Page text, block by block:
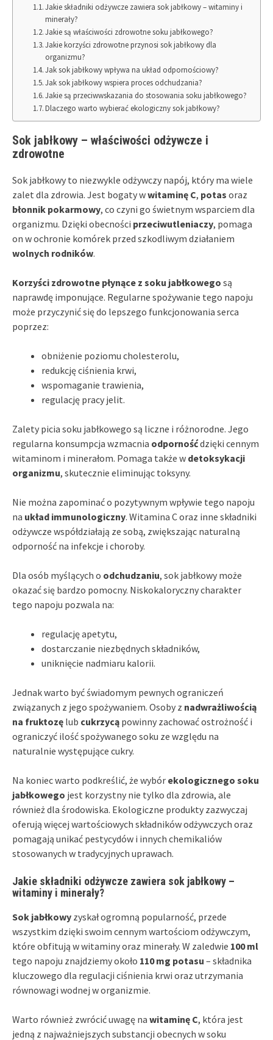
Jakie składniki odżywcze zawiera sok jabłkowy – witaminy i
minerały?
Jakie są właściwości zdrowotne soku jabłkowego?
Jakie korzyści zdrowotne przynosi sok jabłkowy dla
organizmu?
Jak sok jabłkowy wpływa na układ odpornościowy?
Jak sok jabłkowy wspiera proces odchudzania?
Jakie są przeciwwskazania do stosowania soku jabłkowego?
Dlaczego warto wybierać ekologiczny sok jabłkowy?
Sok jabłkowy – właściwości odżywcze i
zdrowotne
Sok jabłkowy to niezwykle odżywczy napój, który ma wiele
zalet dla zdrowia. Jest bogaty wwitaminę C, potas oraz
błonnik pokarmowy, co czyni go świetnym wsparciem dla
organizmu. Dzięki obecności przeciwutleniaczy, pomaga
on w ochronie komórek przed szkodliwym działaniem
wolnych rodników.
Korzyści zdrowotne płynące z soku jabłkowego są
naprawdę imponujące. Regularne spożywanie tego napoju
może przyczynić się do lepszego funkcjonowania serca
poprzez:
obniżenie poziomu cholesterolu,
redukcję ciśnienia krwi,
wspomaganie trawienia,
regulację pracy jelit.
Zalety picia soku jabłkowego są liczne i różnorodne. Jego
regularna konsumpcja wzmacnia odpornośćdzięki cennym
witaminom i minerałom. Pomaga także w detoksykacji
organizmu, skutecznie eliminując toksyny.
Nie można zapominać o pozytywnym wpływie tego napoju
na układ immunologiczny. Witamina C oraz inne składniki
odżywcze współdziałają ze sobą, zwiększając naturalną
odporność na infekcje i choroby.
Dla osób myślących o odchudzaniu, sok jabłkowy może
okazać się bardzo pomocny. Niskokaloryczny charakter
tego napoju pozwala na:
regulację apetytu,
dostarczanie niezbędnych składników,
uniknięcie nadmiaru kalorii.
Jednak warto być świadomym pewnych ograniczeń
związanych z jego spożywaniem. Osoby z nadwrażliwością
na fruktozę lub cukrzycą powinny zachować ostrożność i
ograniczyć ilość spożywanego soku ze względu na
naturalnie występujące cukry.
Na koniec warto podkreślić, że wybór ekologicznego soku
jabłkowego jest korzystny nie tylko dla zdrowia, ale
również dla środowiska. Ekologiczne produkty zazwyczaj
oferują więcej wartościowych składników odżywczych oraz
pomagają unikać pestycydów i innych chemikaliów
stosowanych w tradycyjnych uprawach.
Jakie składniki odżywcze zawiera sok jabłkowy –
witaminy i minerały?
Sok jabłkowy zyskał ogromną popularność, przede
wszystkim dzięki swoim cennym wartościom odżywczym,
które obfitują w witaminy oraz minerały. W zaledwie 100 ml
tego napoju znajdziemy około 110 mg potasu – składnika
kluczowego dla regulacji ciśnienia krwi oraz utrzymania
równowagi wodnej w organizmie.
Warto również zwrócić uwagę na witaminę C, która jest
jedną z najważniejszych substancji obecnych w soku